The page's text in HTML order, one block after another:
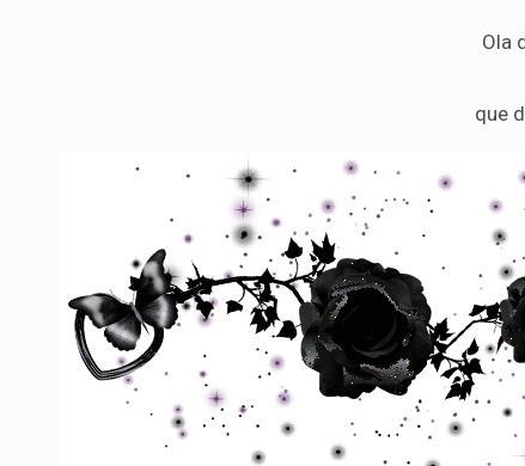
Ola
que